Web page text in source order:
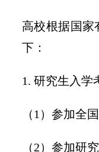
高校根据国家
下：
1. 研究生入学
（1）参加全
（2）参加研